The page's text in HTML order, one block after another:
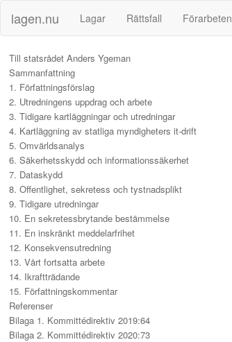
lagen.nu Lagar Rättsfall Förarbeten
Till statsrådet Anders Ygeman
Sammanfattning
1. Författningsförslag
2. Utredningens uppdrag och arbete
3. Tidigare kartläggningar och utredningar
4. Kartläggning av statliga myndigheters it-drift
5. Omvärldsanalys
6. Säkerhetsskydd och informationssäkerhet
7. Dataskydd
8. Offentlighet, sekretess och tystnadsplikt
9. Tidigare utredningar
10. En sekretessbrytande bestämmelse
11. En inskränkt meddelarfrihet
12. Konsekvensutredning
13. Vårt fortsatta arbete
14. Ikraftträdande
15. Författningskommentar
Referenser
Bilaga 1. Kommittédirektiv 2019:64
Bilaga 2. Kommittédirektiv 2020:73